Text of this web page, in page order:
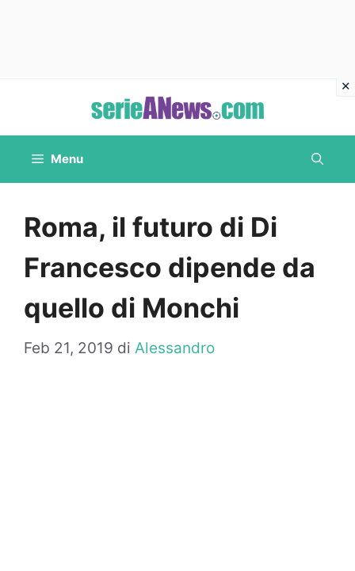
contenuto
Menu
Roma, il futuro di Di
Francesco dipende da
quello di Monchi
Feb 21, 2019 di Alessandro